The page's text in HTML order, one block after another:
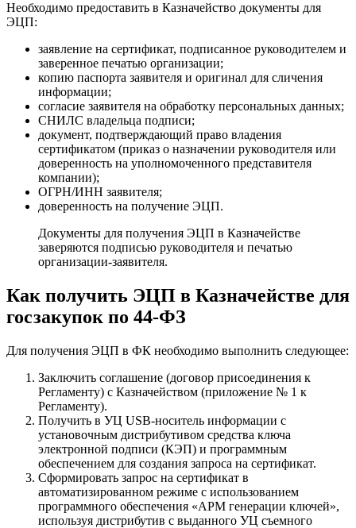
Необходимо предоставить в Казначейство документы для
ЭЦП:
заявление на сертификат, подписанное руководителем и
заверенное печатью организации;
копию паспорта заявителя и оригинал для сличения
информации;
согласие заявителя на обработку персональных данных;
СНИЛС владельца подписи;
документ, подтверждающий право владения
сертификатом (приказ о назначении руководителя или
доверенность на уполномоченного представителя
компании);
ОГРН/ИНН заявителя;
доверенность на получение ЭЦП.
Документы для получения ЭЦП в Казначействе
заверяются подписью руководителя и печатью
организации-заявителя.
Как получить ЭЦП в Казначействе для
госзакупок по 44-ФЗ
Для получения ЭЦП в ФК необходимо выполнить следующее:
Заключить соглашение (договор присоединения к
Регламенту) с Казначейством (приложение № 1 к
Регламенту).
Получить в УЦ USB-носитель информации с
установочным дистрибутивом средства ключа
электронной подписи (КЭП) и программным
обеспечением для создания запроса на сертификат.
Сформировать запрос на сертификат в
автоматизированном режиме с использованием
программного обеспечения «АРМ генерации ключей»,
используя дистрибутив с выданного УЦ съемного